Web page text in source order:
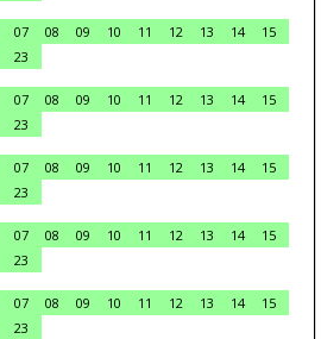
07 08 09 10 11 12 13 14
15
23
07 08 09 10 11 12 13 14
15
23
07 08 09 10 11 12 13 14
15
23
07 08 09 10 11 12 13 14
15
23
07 08 09 10 11 12 13 14
15
23